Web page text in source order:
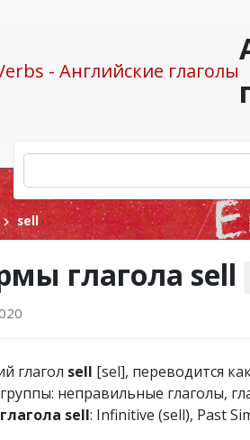
sell
глагола sell
глагол sell [sel], переводится
неправильные глаголы,
sell: Infinitive (sell), Past